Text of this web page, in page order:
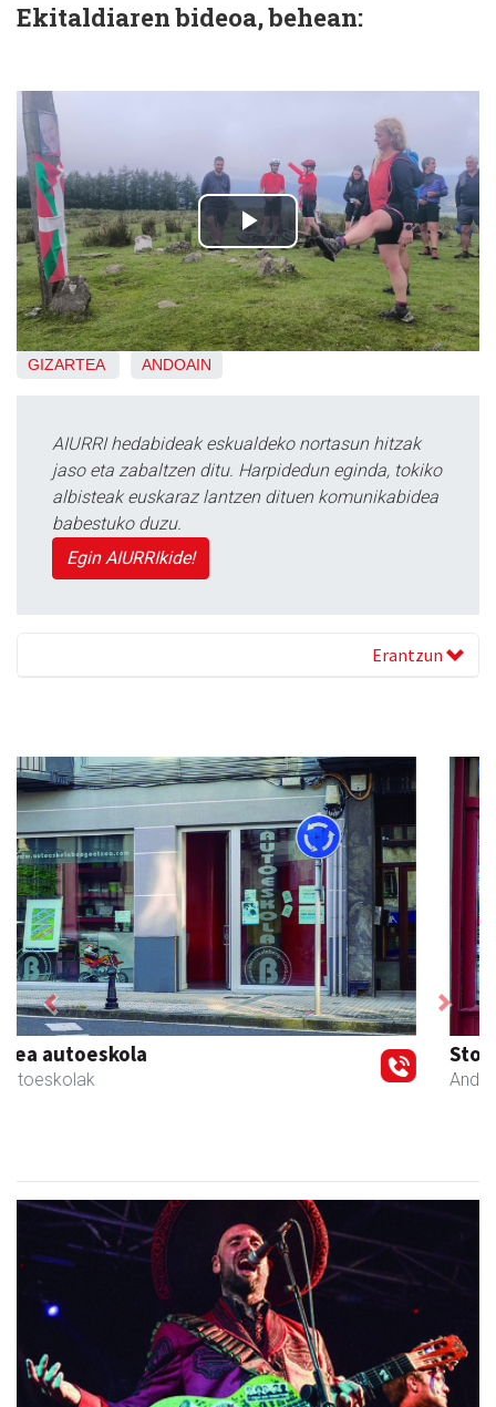
Ekitaldiaren bideoa, behean:
GIZARTEA ANDOAIN
AIURRI hedabideak eskualdeko nortasun hitzak
jaso eta zabaltzen ditu. Harpidedun eginda, tokiko
albisteak euskaraz lantzen dituen komunikabidea
babestuko duzu.
Egin AIURRIkide!
Erantzun
Stop liburu-denda
Andoain - Liburu-dendak
Previous Next